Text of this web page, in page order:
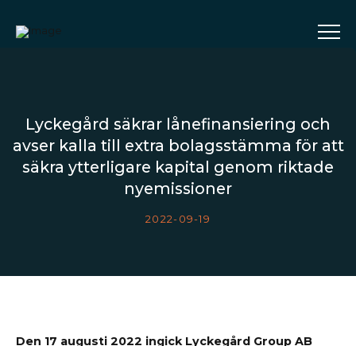
Lyckegård säkrar lånefinansiering och
avser kalla till extra bolagsstämma för att
säkra ytterligare kapital genom riktade
nyemissioner
2022-09-19
Den 17 augusti 2022 ingick Lyckegård Group AB